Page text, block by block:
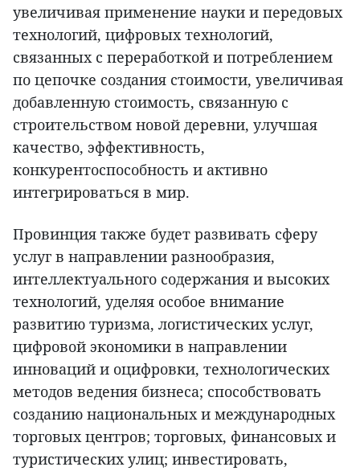
увеличивая применение науки и передовых
технологий, цифровых технологий,
связанных с переработкой и потреблением
по цепочке создания стоимости, увеличивая
добавленную стоимость, связанную с
строительством новой деревни, улучшая
качество, эффективность,
конкурентоспособность и активно
интегрироваться в мир.
Провинция также будет развивать сферу
услуг в направлении разнообразия,
интеллектуального содержания и высоких
технологий, уделяя особое внимание
развитию туризма, логистических услуг,
цифровой экономики в направлении
инноваций и оцифровки, технологических
методов ведения бизнеса; способствовать
созданию национальных и международных
торговых центров; торговых, финансовых и
туристических улиц; инвестировать,